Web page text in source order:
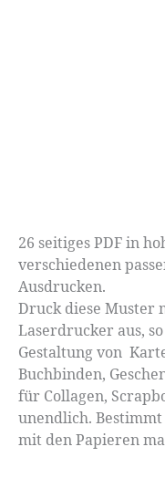
26 seitiges PDF in
verschiedenen
Ausdrucken.
Druck diese Muster
Laserdrucker aus,
Gestaltung von
Buchbinden,
für Collagen,
unendlich.
mit den Papieren